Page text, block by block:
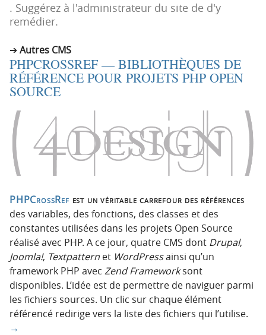
i
c
i
p
a
e
n
. Suggérez à l'administrateur du site de d'y
remédier.
Autres CMS
PHPCROSSREF — BIBLIOTHÈQUES DE
RÉFÉRENCE POUR PROJETS PHP OPEN
SOURCE
PHPCrossRef est un véritable carrefour des références
des variables, des fonctions, des classes et des
constantes utilisées dans les projets Open Source
réalisé avec PHP. A ce jour, quatre CMS dont Drupal,
Joomla!, Textpattern et WordPressainsi qu’un
framework PHP avec Zend Frameworksont
disponibles. L’idée est de permettre de naviguer parmi
les fichiers sources. Un clic sur chaque élément
référencé redirige vers la liste des fichiers qui l’utilise.
→